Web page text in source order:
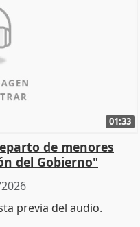
01:33
de menores
del Gobierno"